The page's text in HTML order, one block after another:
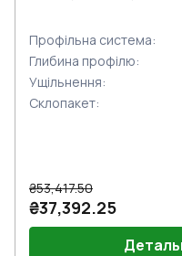
Профільна система:
Глибина профілю:
Ущільнення:
Склопакет:
₴53,417.50
₴37,392.25